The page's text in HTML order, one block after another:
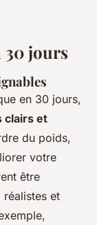
30 jours
en 30 jours,
clairs et
du poids,
votre
être
réalistes et